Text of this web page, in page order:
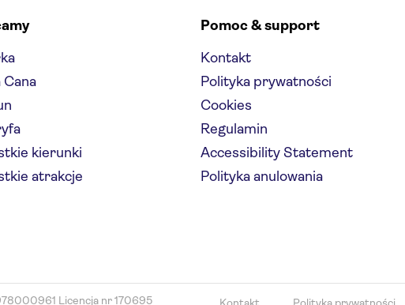
Cana
kierunki
atrakcje
Pomoc & support
Kontakt
Polityka prywatności
Cookies
Regulamin
Accessibility Statement
Polityka anulowania
Licencja nr 170695